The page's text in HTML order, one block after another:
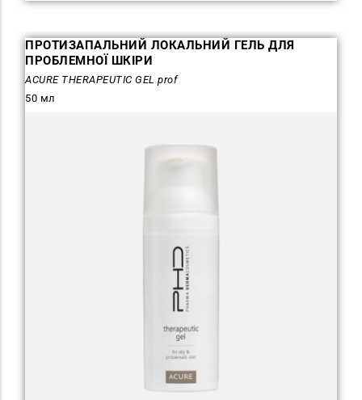
ПРОТИЗАПАЛЬНИЙ ЛОКАЛЬНИЙ ГЕЛЬ ДЛЯ
ПРОБЛЕМНОЇ ШКІРИ
ACURE THERAPEUTIC GEL prof
50 мл